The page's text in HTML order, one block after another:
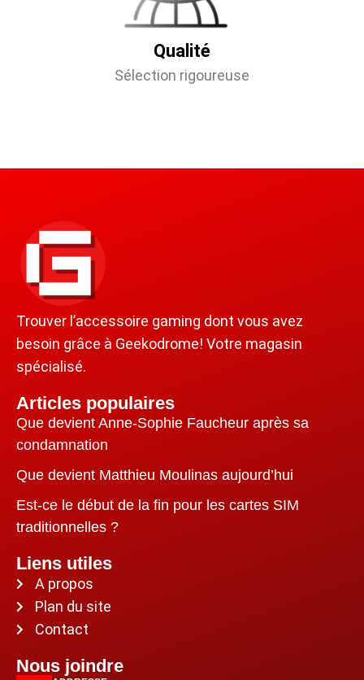
Qualité
Sélection rigoureuse
Trouver l’accessoire gaming dont vous avez
besoin grâce à Geekodrome! Votre magasin
spécialisé.
Articles populaires
Que devient Anne-Sophie Faucheur après sa
condamnation
Que devient Matthieu Moulinas aujourd’hui
Est-ce le début de la fin pour les cartes SIM
traditionnelles ?
Liens utiles
A propos
Plan du site
Contact
Nous joindre